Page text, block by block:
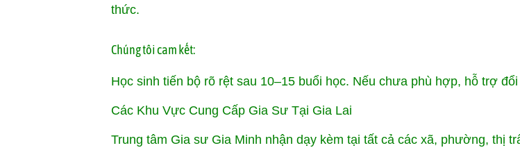
thức.
Chúng tôi cam kết:
Học sinh tiến bộ rõ rệt sau 10–15 buổi học. Nếu chưa phù hợp, hỗ trợ
Các Khu Vực Cung Cấp Gia Sư Tại Gia Lai
Trung tâm Gia sư Gia Minh nhận dạy kèm tại tất cả các xã, phường, thị